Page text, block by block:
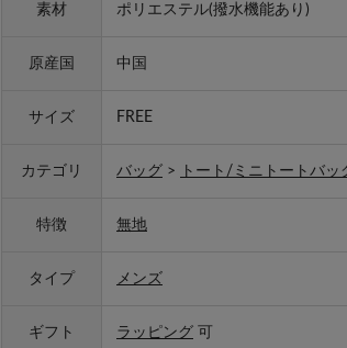
素材 ポリエステル(撥水機能あり)
原産国 中国
サイズ FREE
カテゴリ バッグ > トート/ミニトートバッ
特徴 無地
タイプ メンズ
ギフト ラッピング 可